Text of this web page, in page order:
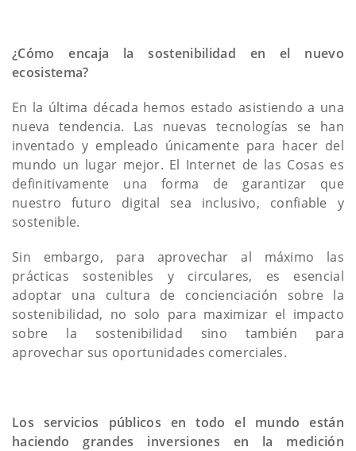
¿Cómo encaja la sostenibilidad en el nuevo
ecosistema?
En la última década hemos estado asistiendo a una
nueva tendencia. Las nuevas tecnologías se han
inventado y empleado únicamente para hacer del
mundo un lugar mejor. El Internet de las Cosas es
definitivamente una forma de garantizar que
nuestro futuro digital sea inclusivo, confiable y
sostenible.
Sin embargo, para aprovechar al máximo las
prácticas sostenibles y circulares, es esencial
adoptar una cultura de concienciación sobre la
sostenibilidad, no solo para maximizar el impacto
sobre la sostenibilidad sino también para
aprovechar sus oportunidades comerciales.
Los servicios públicos en todo el mundo están
haciendo grandes inversiones en la medición